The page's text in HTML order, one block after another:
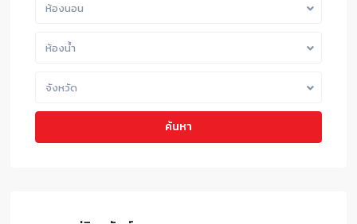
ห้องนอน
ห้องน้ำ
จังหวัด
ค้นหา